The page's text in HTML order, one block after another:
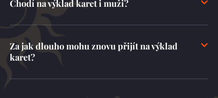
Chodí na výklad karet i muži?
Za jak dlouho mohu znovu přijít na výklad
karet?